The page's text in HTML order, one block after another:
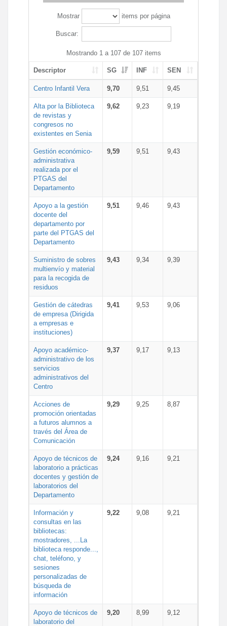
Mostrar items por página
Buscar:
Mostrando 1 a 107 de 107 items
Descriptor SG INF SEN
Centro Infantil Vera 9,70 9,51 9,45
Alta por la Biblioteca
de revistas y
congresos no
existentes en Senia
9,62 9,23 9,19
Gestión económico-
administrativa
realizada por el
PTGAS del
Departamento
9,59 9,51 9,43
Apoyo a la gestión
docente del
departamento por
parte del PTGAS del
Departamento
9,51 9,46 9,43
Suministro de sobres
multienvío y material
para la recogida de
residuos
9,43 9,34 9,39
Gestión de cátedras
de empresa (Dirigida
a empresas e
instituciones)
9,41 9,53 9,06
Apoyo académico-
administrativo de los
servicios
administrativos del
Centro
9,37 9,17 9,13
Acciones de
promoción orientadas
a futuros alumnos a
través del Área de
Comunicación
9,29 9,25 8,87
Apoyo de técnicos de
laboratorio a prácticas
docentes y gestión de
laboratorios del
Departamento
9,24 9,16 9,21
Información y
consultas en las
bibliotecas:
mostradores, ...La
biblioteca responde...,
chat, teléfono, y
sesiones
personalizadas de
búsqueda de
información
9,22 9,08 9,21
Apoyo de técnicos de
laboratorio del
9,20 8,99 9,12